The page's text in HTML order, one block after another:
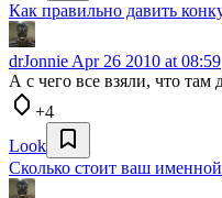
Как правильно давить
drJonnie Apr 26 2010 at 08:59
А с чего все взяли, что там
+4
Look
Сколько стоит ваш